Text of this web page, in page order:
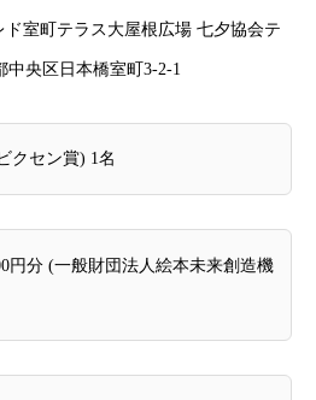
ド室町テラス大屋根広場 七夕協会テ
中央区日本橋室町3-2-1
クセン賞) 1名
円分 (一般財団法人絵本未来創造機